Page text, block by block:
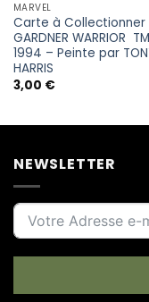
MARVEL
Carte à Collectionner
GARDNER WARRIOR
1994 – Peinte par
HARRIS
3,00 €
NEWSLETTER